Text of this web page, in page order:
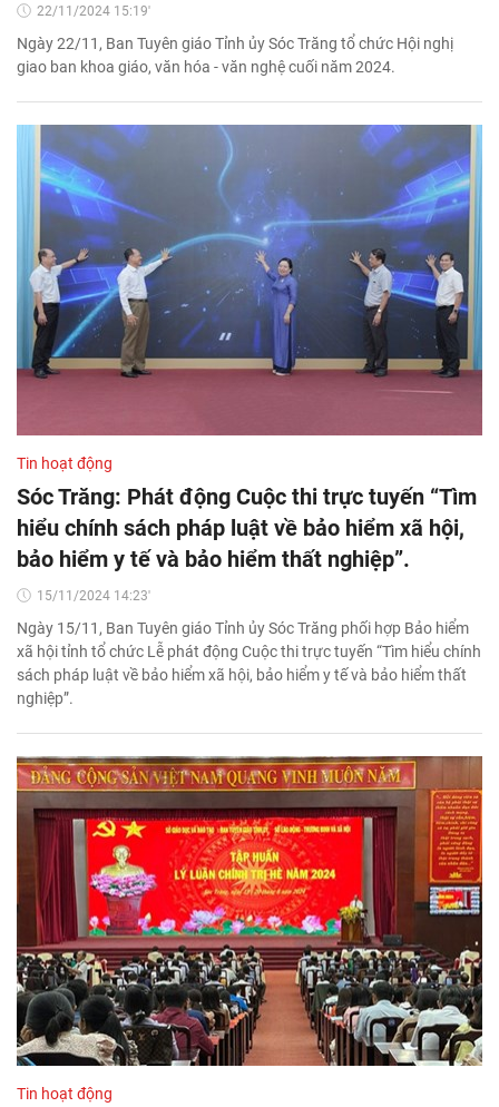
22/11/2024 15:19'
Ngày 22/11, Ban Tuyên giáo Tỉnh ủy Sóc Trăng tổ chức Hội nghị
giao ban khoa giáo, văn hóa - văn nghệ cuối năm 2024.
Tin hoạt động
Sóc Trăng: Phát động Cuộc thi trực tuyến “Tìm
hiểu chính sách pháp luật về bảo hiểm xã hội,
bảo hiểm y tế và bảo hiểm thất nghiệp”.
15/11/2024 14:23'
Ngày 15/11, Ban Tuyên giáo Tỉnh ủy Sóc Trăng phối hợp Bảo hiểm
xã hội tỉnh tổ chức Lễ phát động Cuộc thi trực tuyến “Tìm hiểu chính
sách pháp luật về bảo hiểm xã hội, bảo hiểm y tế và bảo hiểm thất
nghiệp”.
Tin hoạt động